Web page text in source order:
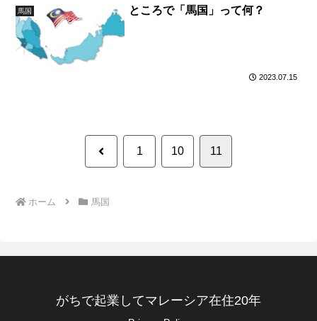
馬国 ところで「馬国」って何？
2023.07.15
前 1 10 11
ホーム 馬国
がちで起業してマレーシア在住20年